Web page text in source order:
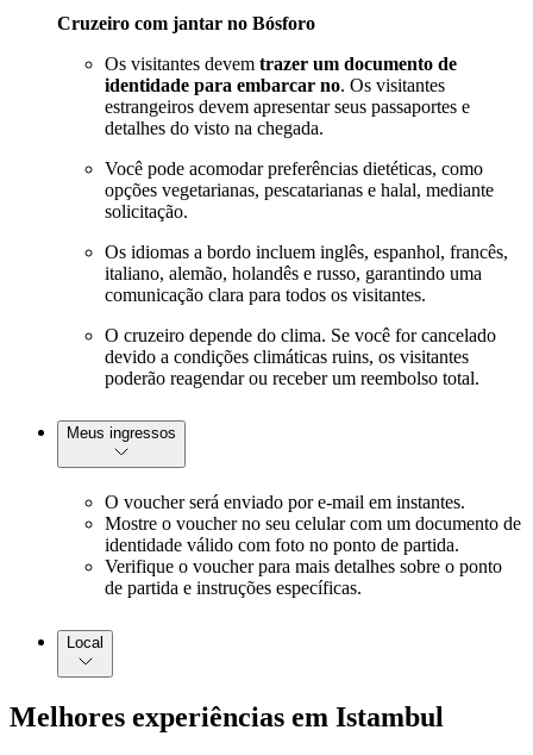
Cruzeiro com jantar no Bósforo
Os visitantes devem trazer um documento de
identidade para embarcar no. Os visitantes
estrangeiros devem apresentar seus passaportes e
detalhes do visto na chegada.
Você pode acomodar preferências dietéticas, como
opções vegetarianas, pescatarianas e halal, mediante
solicitação.
Os idiomas a bordo incluem inglês, espanhol, francês,
italiano, alemão, holandês e russo, garantindo uma
comunicação clara para todos os visitantes.
O cruzeiro depende do clima. Se você for cancelado
devido a condições climáticas ruins, os visitantes
poderão reagendar ou receber um reembolso total.
Meus ingressos
O voucher será enviado por e-mail em instantes.
Mostre o voucher no seu celular com um documento de
identidade válido com foto no ponto de partida.
Verifique o voucher para mais detalhes sobre o ponto
de partida e instruções específicas.
Local
Melhores experiências em Istambul